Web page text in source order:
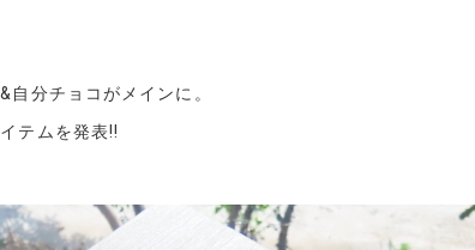
分チョコがメインに。
テムを発表!!